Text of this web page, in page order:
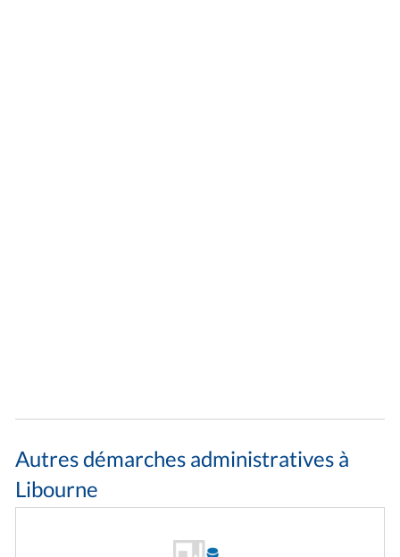
Autres démarches administratives à
Libourne